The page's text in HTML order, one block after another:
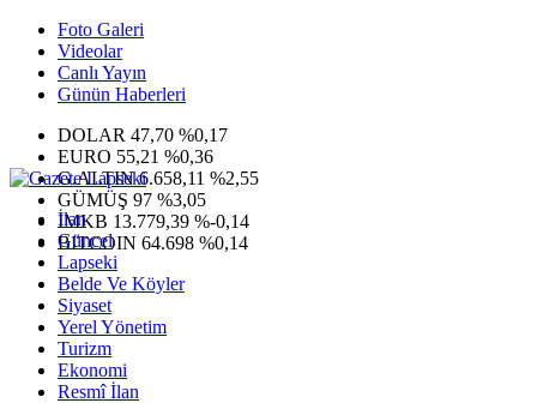
Foto Galeri
Videolar
Canlı Yayın
Günün Haberleri
DOLAR 47,70 %0,17
EURO 55,21 %0,36
G.ALTIN6.658,11 %2,55
GÜMÜŞ 97 %3,05
IMKB 13.779,39 %-0,14
BITCOIN 64.698 %0,14
İlan
Güncel
Lapseki
Belde Ve Köyler
Siyaset
Yerel Yönetim
Turizm
Ekonomi
Resmî İlan